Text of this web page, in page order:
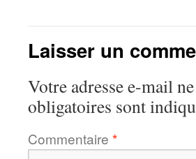
Laisser un
Votre adresse e-mail
obligatoires sont
Commentaire *